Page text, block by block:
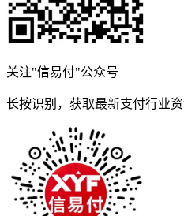
关注"信易付"公众号
长按识别，获取最新支付行业